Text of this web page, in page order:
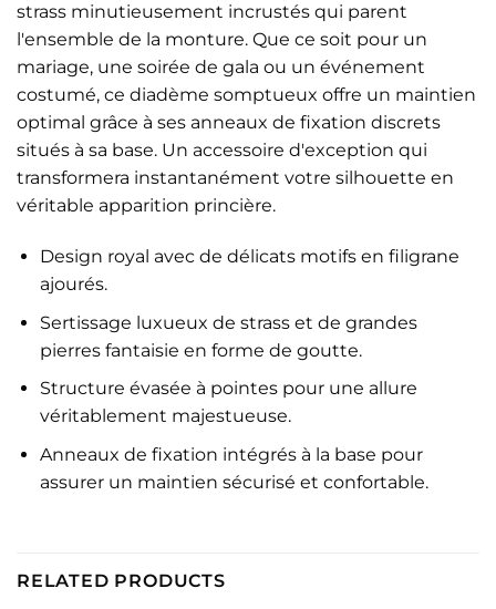
strass minutieusement incrustés qui parent
l'ensemble de la monture. Que ce soit pour un
mariage, une soirée de gala ou un événement
costumé, ce diadème somptueux offre un maintien
optimal grâce à ses anneaux de fixation discrets
situés à sa base. Un accessoire d'exception qui
transformera instantanément votre silhouette en
véritable apparition princière.
Design royal avec de délicats motifs en filigrane
ajourés.
Sertissage luxueux de strass et de grandes
pierres fantaisie en forme de goutte.
Structure évasée à pointes pour une allure
véritablement majestueuse.
Anneaux de fixation intégrés à la base pour
assurer un maintien sécurisé et confortable.
RELATED PRODUCTS